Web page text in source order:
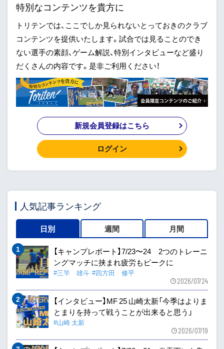
特別なコンテンツを貴方に
トリテンでは、ここでしか見られないとっておきのクラブ
コンテンツを提供いたします。試合では見ることのでき
ない選手の素顔、ゲーム解説、特別インタビューなど盛り
だくさんの内容です。是非ご利用ください！
新規会員登録はこちら
ログイン
人気記事ランキング
日別 週間 月間
【キャンプレポート】7/23〜24 2つのトレーニ
ングマッチに挟まれ疲労もピークに
#三竿 雄斗 #四方田 修平
2026/07/24
【インタビュー】MF 25 山崎太新「今季はよりま
とまりを持って戦うことが出来ると思う」
#山崎 太新
2026/07/19